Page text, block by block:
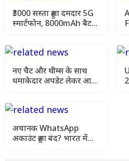
₹3000 सस्ता हुआ दमदार 5G
स्मार्टफोन, 8000mAh बैटरी
नए चैट और थीम्स के साथ
धमाकेदार अपडेट लेकर आ
अचानक WhatsApp
अकाउंट हुआ बंद? भारत में